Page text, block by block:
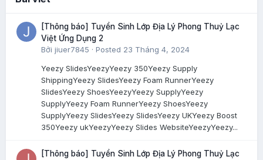
[Thông báo] Tuyển Sinh Lớp Địa Lý Phong Thuỷ Lạc
Việt Ứng Dụng 2
Bởi jiuer7845 · Posted 23 Tháng 4, 2024
Yeezy SlidesYeezyYeezy 350Yeezy Supply
ShippingYeezy SlidesYeezy Foam RunnerYeezy
SlidesYeezy ShoesYeezyYeezy SupplyYeezy
SupplyYeezy Foam RunnerYeezy ShoesYeezy
SupplyYeezy SlidesYeezy SlidesYeezy UKYeezy Boost
350Yeezy ukYeezyYeezy Slides WebsiteYeezyYeezy...
[Thông báo] Tuyển Sinh Lớp Địa Lý Phong Thuỷ Lạc